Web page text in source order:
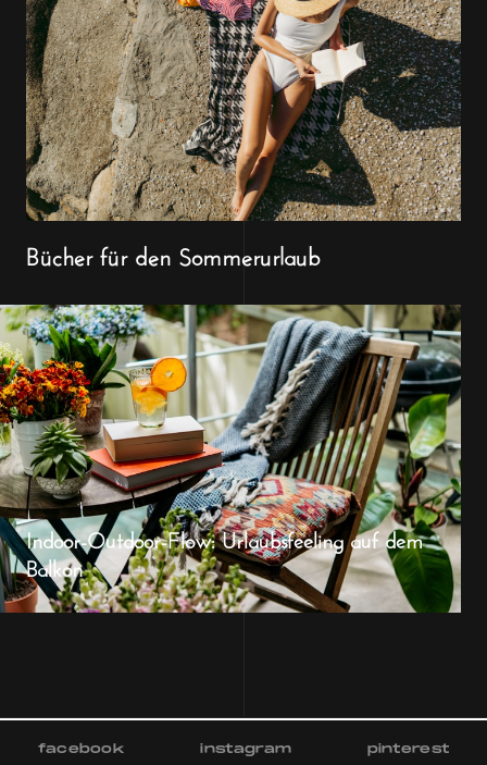
Bücher für den Sommerurlaub
Indoor-Outdoor-Flow: Urlaubsfeeling auf dem
Balkon
facebook instagram pinterest